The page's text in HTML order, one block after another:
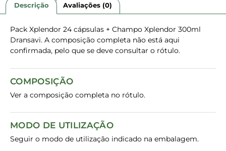
Descrição Avaliações (0)
Pack Xplendor 24 cápsulas + Champo Xplendor 300ml
Dransavi. A composição completa não está aqui
confirmada, pelo que se deve consultar o rótulo.
COMPOSIÇÃO
Ver a composição completa no rótulo.
MODO DE UTILIZAÇÃO
Seguir o modo de utilização indicado na embalagem.